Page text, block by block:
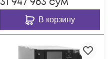
В корзину